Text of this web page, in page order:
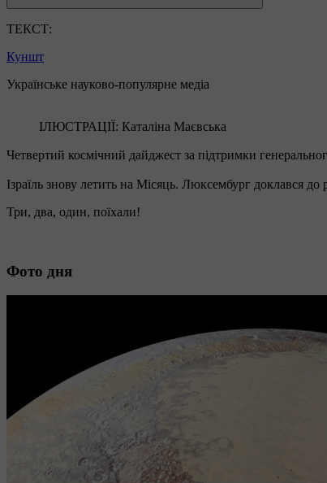
ТЕКСТ:
Куншт
Українське науково-популярне медіа
ІЛЮСТРАЦІЇ: Каталіна Маєвська
Четвертий космічний дайджест за підтримки
Ізраїль знову летить на Місяць. Люксембург доклався
Три, два, один, поїхали!
Фото дня